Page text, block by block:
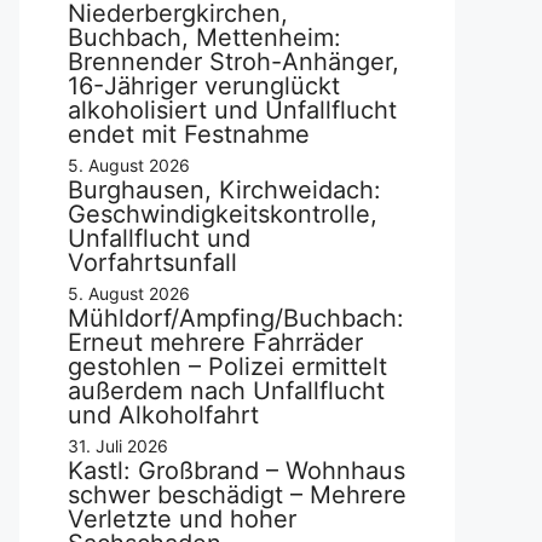
Niederbergkirchen,
Buchbach, Mettenheim:
Brennender Stroh-Anhänger,
16-Jähriger verunglückt
alkoholisiert und Unfallflucht
endet mit Festnahme
5. August 2026
Burghausen, Kirchweidach:
Geschwindigkeitskontrolle,
Unfallflucht und
Vorfahrtsunfall
5. August 2026
Mühldorf/Ampfing/Buchbach:
Erneut mehrere Fahrräder
gestohlen – Polizei ermittelt
außerdem nach Unfallflucht
und Alkoholfahrt
31. Juli 2026
Kastl: Großbrand – Wohnhaus
schwer beschädigt – Mehrere
Verletzte und hoher